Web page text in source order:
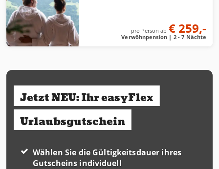
pro Person ab € 259,-
Verwöhnpension | 2 - 7 Nächte
Jetzt NEU: Ihr easyFlex
Urlaubsgutschein
Wählen Sie die Gültigkeitsdauer ihres
Gutscheins individuell